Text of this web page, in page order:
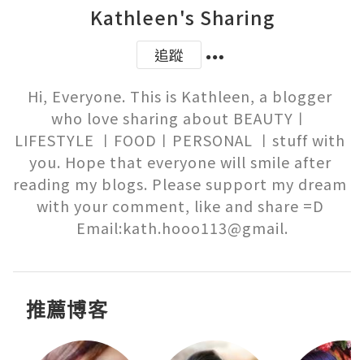
Kathleen's Sharing
追蹤
Hi, Everyone. This is Kathleen, a blogger
who love sharing about BEAUTY〡
LIFESTYLE 〡FOOD〡PERSONAL 〡stuff with
you. Hope that everyone will smile after
reading my blogs. Please support my dream
with your comment, like and share =D
Email:kath.hooo113@gmail.
推薦博客